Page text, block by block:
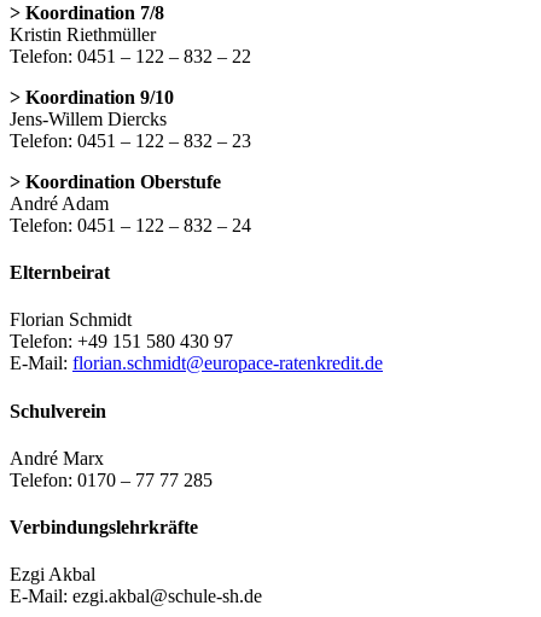
> Koordination 7/8
Kristin Riethmüller
Telefon: 0451 – 122 – 832 – 22
> Koordination 9/10
Jens-Willem Diercks
Telefon: 0451 – 122 – 832 – 23
> Koordination Oberstufe
André Adam
Telefon: 0451 – 122 – 832 – 24
Elternbeirat
Florian Schmidt
Telefon: +49 151 580 430 97
E-Mail: florian.schmidt@europace-ratenkredit.de
Schulverein
André Marx
Telefon: 0170 – 77 77 285
Verbindungslehrkräfte
Ezgi Akbal
E-Mail: ezgi.akbal@schule-sh.de